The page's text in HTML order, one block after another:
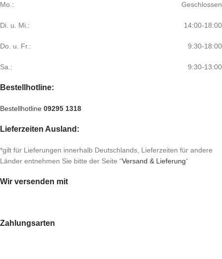
Mo.: Geschlossen
Di. u. Mi.: 14:00-18:00
Do. u. Fr.: 9:30-18:00
Sa.: 9:30-13:00
Bestellhotline:
Bestellhotline 09295 1318
Lieferzeiten Ausland:
*gilt für Lieferungen innerhalb Deutschlands, Lieferzeiten für andere
Länder entnehmen Sie bitte der Seite “Versand & Lieferung“
Wir versenden mit
Zahlungsarten